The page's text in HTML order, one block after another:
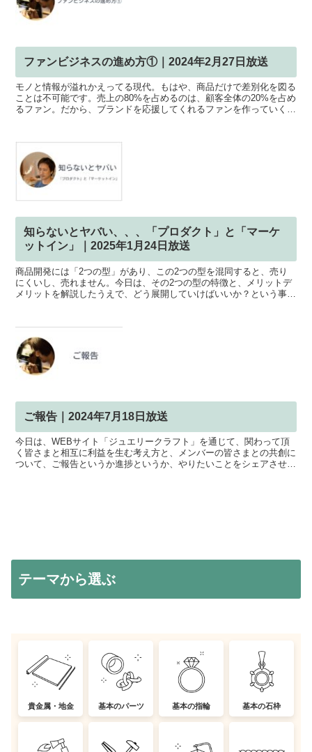
ファンビジネスの進め方①｜2024年2月27日放送
モノと情報が溢れかえってる現代。もはや、商品だけで差別化を図る
ことは不可能です。売上の80%を占めるのは、顧客全体の20%を占め
るファン。だから、ブランドを応援してくれるファンを作っていく
知らないとヤバい、、、「プロダクト」と「マーケ
ットイン」｜2025年1月24日放送
商品開発には「2つの型」があり、この2つの型を混同すると、売り
にくいし、売れません。今日は、その2つの型の特徴と、メリットデ
メリットを解説したうえで、どう展開していけばいいか？という事
ご報告｜2024年7月18日放送
今日は、WEBサイト「ジュエリークラフト」を通じて、関わって頂
く皆さまと相互に利益を生む考え方と、メンバーの皆さまとの共創に
ついて、ご報告というか進捗というか、やりたいことをシェアさせて
テーマから選ぶ
貴金属・地金 基本のパーツ 基本の指輪 基本の石枠